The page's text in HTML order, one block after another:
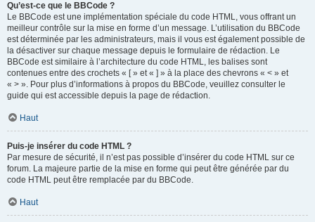
Qu’est-ce que le BBCode ?
Le BBCode est une implémentation spéciale du code HTML, vous offrant un
meilleur contrôle sur la mise en forme d’un message. L’utilisation du BBCode
est déterminée par les administrateurs, mais il vous est également possible de
la désactiver sur chaque message depuis le formulaire de rédaction. Le
BBCode est similaire à l’architecture du code HTML, les balises sont
contenues entre des crochets « [ » et « ] » à la place des chevrons « < » et
« > ». Pour plus d’informations à propos du BBCode, veuillez consulter le
guide qui est accessible depuis la page de rédaction.
Haut
Puis-je insérer du code HTML ?
Par mesure de sécurité, il n’est pas possible d’insérer du code HTML sur ce
forum. La majeure partie de la mise en forme qui peut être générée par du
code HTML peut être remplacée par du BBCode.
Haut